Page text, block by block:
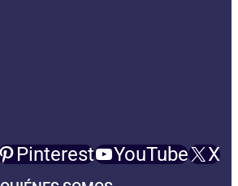
Pinterest YouTube X